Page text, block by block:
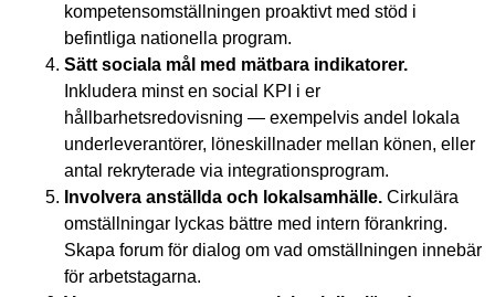
kompetensomställningen proaktivt med stöd i
befintliga nationella program.
Sätt sociala mål med mätbara indikatorer.
Inkludera minst en social KPI i er
hållbarhetsredovisning — exempelvis andel lokala
underleverantörer, löneskillnader mellan könen, eller
antal rekryterade via integrationsprogram.
Involvera anställda och lokalsamhälle. Cirkulära
omställningar lyckas bättre med intern förankring.
Skapa forum för dialog om vad omställningen innebär
för arbetstagarna.